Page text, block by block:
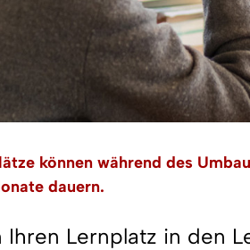
können während des
dauern.
Lernplatz in den